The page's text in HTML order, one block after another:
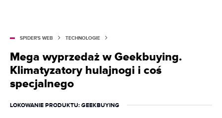
SPIDER'S WEB TECHNOLOGIE
Mega wyprzedaż w Geekbuying.
Klimatyzatory hulajnogi i coś
specjalnego
LOKOWANIE PRODUKTU: GEEKBUYING